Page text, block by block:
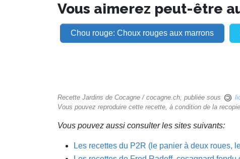
Vous aimerez peut-être
Chou rouge: Choux rouges aux marrons
Recette Jardins de Cocagne / cocagne.ch, publiée sous
Vous pouvez reproduire cette recette, à condition de la
Vous pouvez aussi consulter les sites suivants:
Les recettes du P2R (le panier à deux roues,